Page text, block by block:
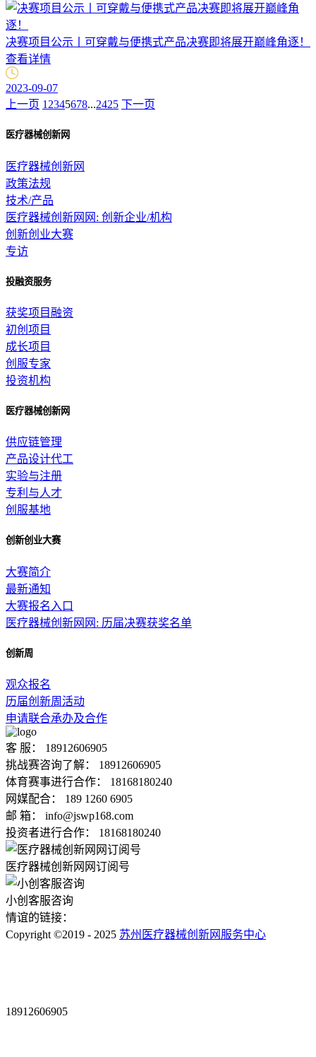
决赛项目公示丨可穿戴与便携式产品决赛即将展开巅峰角逐！
查看详情
2023-09-07
上一页 1 2345678...2425 下一页
医疗器械创新网
医疗器械创新网
政策法规
技术/产品
医疗器械创新网网: 创新企业/机构
创新创业大赛
专访
投融资服务
获奖项目融资
初创项目
成长项目
创服专家
投资机构
医疗器械创新网
供应链管理
产品设计代工
实验与注册
专利与人才
创服基地
创新创业大赛
大赛简介
最新通知
大赛报名入口
医疗器械创新网网: 历届决赛获奖名单
创新周
观众报名
历届创新周活动
申请联合承办及合作
客 服： 18912606905
挑战赛咨询了解： 18912606905
体育赛事进行合作： 18168180240
网媒配合： 189 1260 6905
邮 箱： info@jswp168.com
投资者进行合作： 18168180240
医疗器械创新网网订阅号
小创客服咨询
情谊的链接：
Copyright ©2019 - 2025 苏州医疗器械创新网服务中心
18912606905